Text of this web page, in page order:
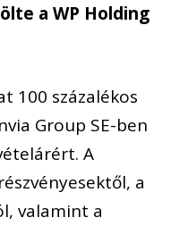
a WP Holding
100 százalékos
Group SE-ben
A
a
valamint a